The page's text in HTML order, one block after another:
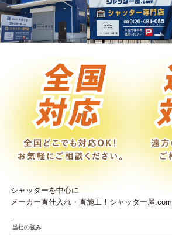
シャッターを中心に
メーカー直仕入れ・直施工！シャッター屋.com
当社の強み